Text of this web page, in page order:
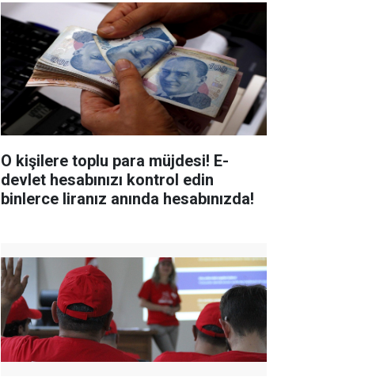
O kişilere toplu para müjdesi! E-
devlet hesabınızı kontrol edin
binlerce liranız anında hesabınızda!